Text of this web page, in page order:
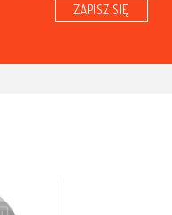
ZAPISZ SIĘ